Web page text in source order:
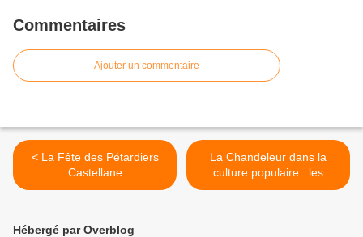
Commentaires
Ajouter un commentaire
< La Fête des Pétardiers
Castellane
La Chandeleur dans la
culture populaire : les
crêpes >
Hébergé par Overblog